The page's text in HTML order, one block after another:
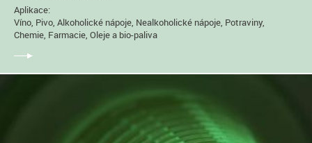
Aplikace:
Víno, Pivo, Alkoholické nápoje, Nealkoholické nápoje, Potraviny,
Chemie, Farmacie, Oleje a bio-paliva